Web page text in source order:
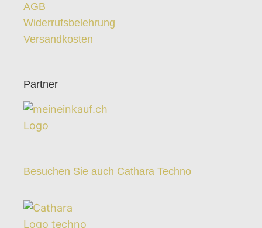
AGB
Widerrufsbelehrung
Versandkosten
Partner
Besuchen Sie auch Cathara Techno